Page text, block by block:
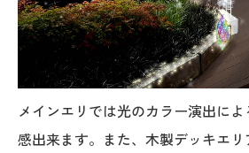
メインエリでは光のカラー演出に
感出来ます。また、木製デッキエ